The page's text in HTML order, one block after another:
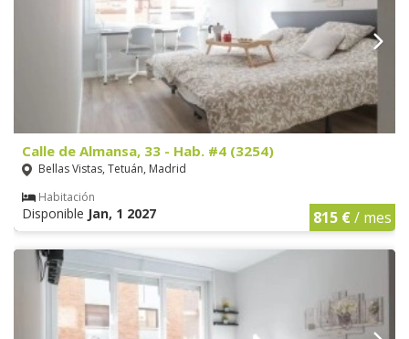
Calle de Almansa, 33 - Hab. #4 (3254)
Bellas Vistas, Tetuán, Madrid
Habitación
Disponible Jan, 1 2027 815 €/ mes